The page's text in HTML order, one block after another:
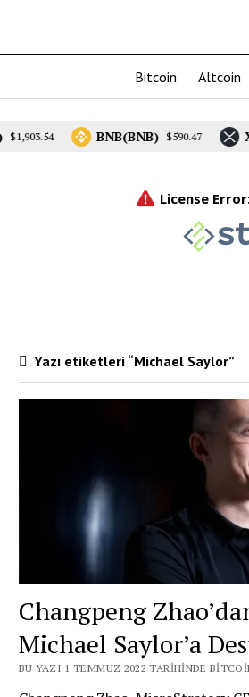
Bitcoin Altcoin
$1,903.54 BNB(BNB) $590.47
Yazı etiketleri “Michael Saylor”
Changpeng
Michael Saylor’a
BU YAZI 1 TEMMUZ 2022 TARIHINDE